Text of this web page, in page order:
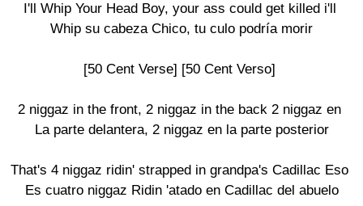
I'll Whip Your Head Boy, your ass could get killed i'll
Whip su cabeza Chico, tu culo podría morir
[50 Cent Verse] [50 Cent Verso]
2 niggaz in the front, 2 niggaz in the back 2 niggaz en
La parte delantera, 2 niggaz en la parte posterior
That's 4 niggaz ridin' strapped in grandpa's Cadillac Eso
Es cuatro niggaz Ridin 'atado en Cadillac del abuelo